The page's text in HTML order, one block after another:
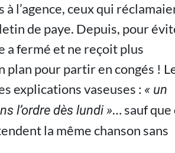
l’agence, ceux qui
de paye. Depuis, pour
a fermé et ne reçoit plus
pour partir en congés !
explications vaseuses : « un
l’ordre dès lundi »… sauf que
la même chanson sans